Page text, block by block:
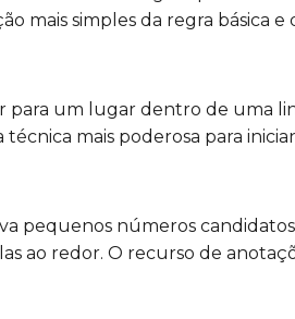
mais simples da regra básica e
para um lugar dentro de uma
mais poderosa para
pequenos números
ao redor. O recurso de